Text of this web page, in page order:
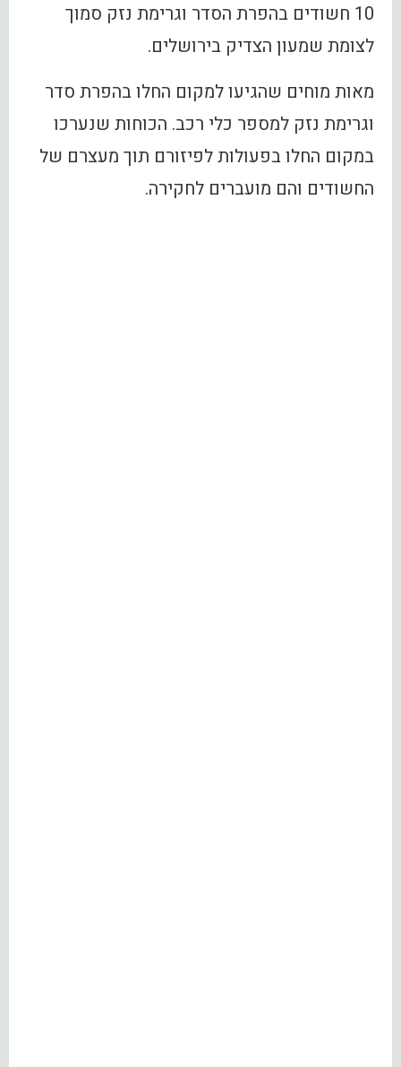
10 חשודים בהפרת הסדר וגרימת נזק סמוך
לצומת שמעון הצדיק בירושלים.
מאות מוחים שהגיעו למקום החלו בהפרת סדר
וגרימת נזק למספר כלי רכב. הכוחות שנערכו
במקום החלו בפעולות לפיזורם תוך מעצרם של
החשודים והם מועברים לחקירה.